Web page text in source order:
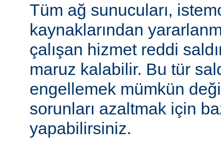
Tüm ağ sunucuları,
kaynaklarından
çalışan hizmet reddi
maruz kalabilir. Bu tür
engellemek mümkün
sorunları azaltmak için
yapabilirsiniz.